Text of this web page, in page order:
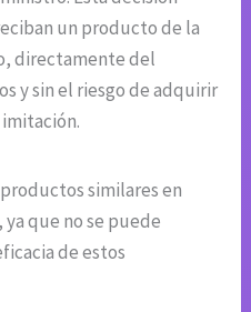
un producto de la
directamente del
y sin el riesgo de adquirir
similares en
ya que no se puede
de estos